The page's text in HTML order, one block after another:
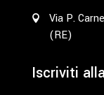
Via P.
(RE)
Iscriviti